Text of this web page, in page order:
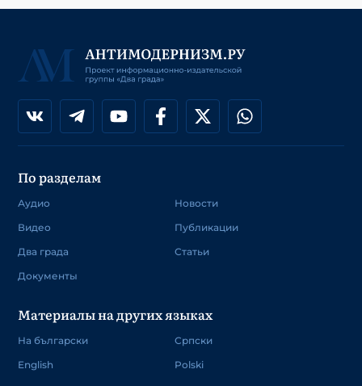
По разделам
Аудио
Видео
Два града
Документы
Новости
Публикации
Статьи
Материалы на других языках
На български
English
Српски
Polski